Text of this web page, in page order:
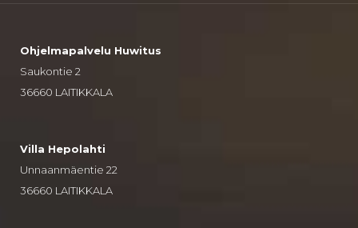
Ohjelmapalvelu Huwitus
Saukontie 2
36660 LAITIKKALA
Villa Hepolahti
Unnaanmäentie 22
36660 LAITIKKALA